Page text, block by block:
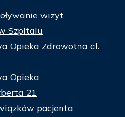
wizyt
Szpitalu
Opieka Zdrowotna al.
Opieka
21
pacjenta